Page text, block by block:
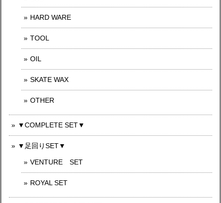
HARD WARE
TOOL
OIL
SKATE WAX
OTHER
▼COMPLETE SET▼
▼足回りSET▼
VENTURE SET
ROYAL SET